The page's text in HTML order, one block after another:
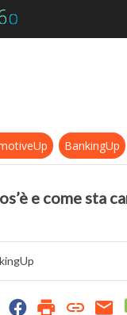
Agile Banking,
BankingUp
e come sta